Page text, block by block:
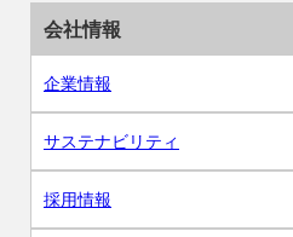
会社情報
企業情報
サステナビリティ
採用情報